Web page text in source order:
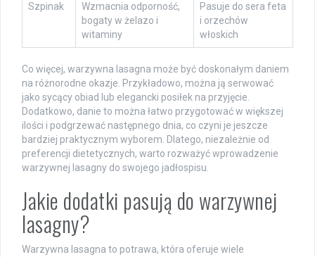
Szpinak
Wzmacnia odporność,
bogaty w żelazo i
witaminy
Pasuje do sera feta
i orzechów
włoskich
Co więcej, warzywna lasagna może być doskonałym daniem
na różnorodne okazje. Przykładowo, można ją serwować
jako sycący obiad lub elegancki posiłek na przyjęcie.
Dodatkowo, danie to można łatwo przygotować w większej
ilości i podgrzewać następnego dnia, co czyni je jeszcze
bardziej praktycznym wyborem. Dlatego, niezależnie od
preferencji dietetycznych, warto rozważyć wprowadzenie
warzywnej lasagny do swojego jadłospisu.
Jakie dodatki pasują do warzywnej
lasagny?
Warzywna lasagna to potrawa, która oferuje wiele